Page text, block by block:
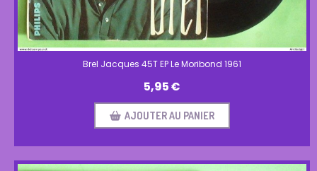
Brel Jacques 45T EP Le Moribond 1961
5,95€
AJOUTER AU PANIER